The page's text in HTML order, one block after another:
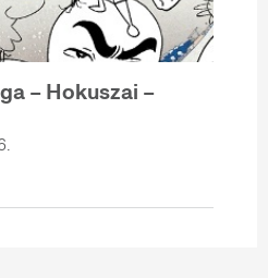
– Hokuszai –